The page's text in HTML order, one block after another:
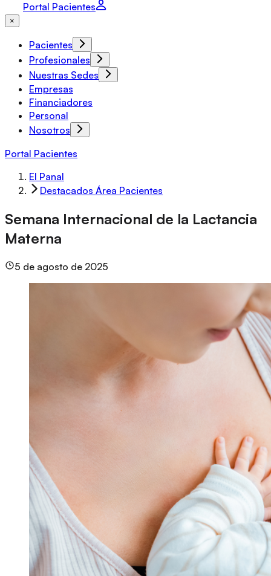
Portal Pacientes
×
Pacientes
Profesionales
Nuestras Sedes
Empresas
Financiadores
Personal
Nosotros
Portal Pacientes
El Panal
Destacados Área Pacientes
Semana Internacional de la Lactancia
Materna
5 de agosto de 2025